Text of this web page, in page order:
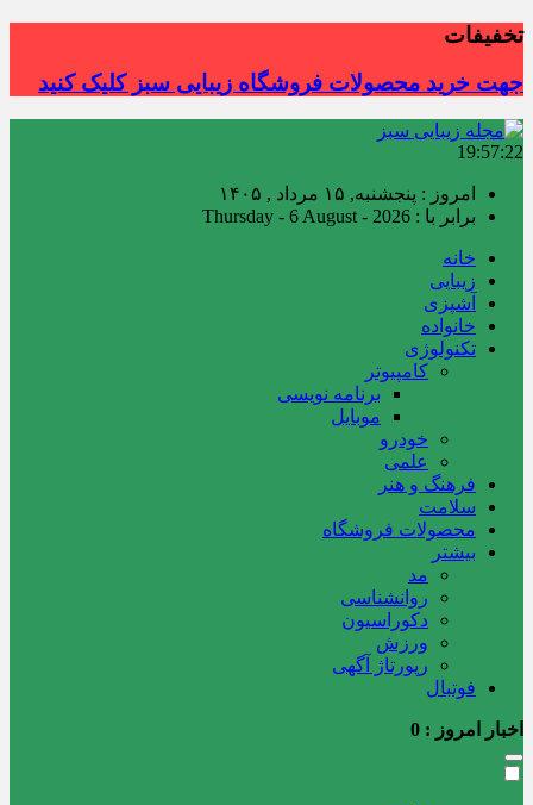
تخفیفات
جهت خرید محصولات فروشگاه زیبایی سبز کلیک کنید
19:57:23
امروز : پنجشنبه, ۱۵ مرداد , ۱۴۰۵
برابر با : Thursday - 6 August - 2026
خانه
زیبایی
آشپزی
خانواده
تکنولوژی
کامپیوتر
برنامه نویسی
موبایل
خودرو
علمی
فرهنگ و هنر
سلامت
محصولات فروشگاه
بیشتر
مد
روانشناسی
دکوراسیون
ورزش
رپورتاژ آگهی
فوتبال
اخبار امروز : 0